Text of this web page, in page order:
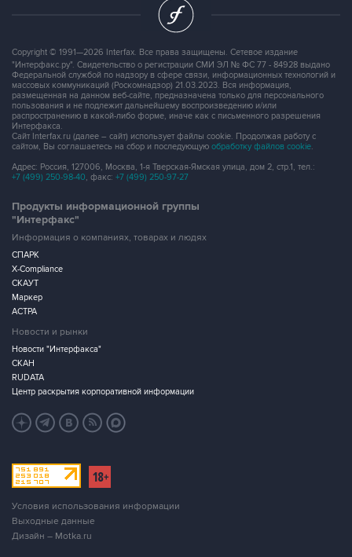
Copyright © 1991—2026 Interfax. Все права защищены. Сетевое издание
"Интерфакс.ру". Свидетельство о регистрации СМИ ЭЛ № ФС 77 - 84928 выдано
Федеральной службой по надзору в сфере связи, информационных технологий и
массовых коммуникаций (Роскомнадзор) 21.03.2023. Вся информация,
размещенная на данном веб-сайте, предназначена только для персонального
пользования и не подлежит дальнейшему воспроизведению и/или
распространению в какой-либо форме, иначе как с письменного разрешения
Интерфакса.
Сайт Interfax.ru (далее – сайт) использует файлы cookie. Продолжая работу с
сайтом, Вы соглашаетесь на сбор и последующую обработку файлов cookie.
Адрес: Россия, 127006, Москва, 1-я Тверская-Ямская улица, дом 2, стр.1, тел.:
+7 (499) 250-98-40, факс: +7 (499) 250-97-27
Продукты информационной группы
"Интерфакс"
Информация о компаниях, товарах и людях
СПАРК
X-Compliance
СКАУТ
Маркер
АСТРА
Новости и рынки
Новости "Интерфакса"
СКАН
RUDATA
Центр раскрытия корпоративной информации
Условия использования информации
Выходные данные
Дизайн – Motka.ru